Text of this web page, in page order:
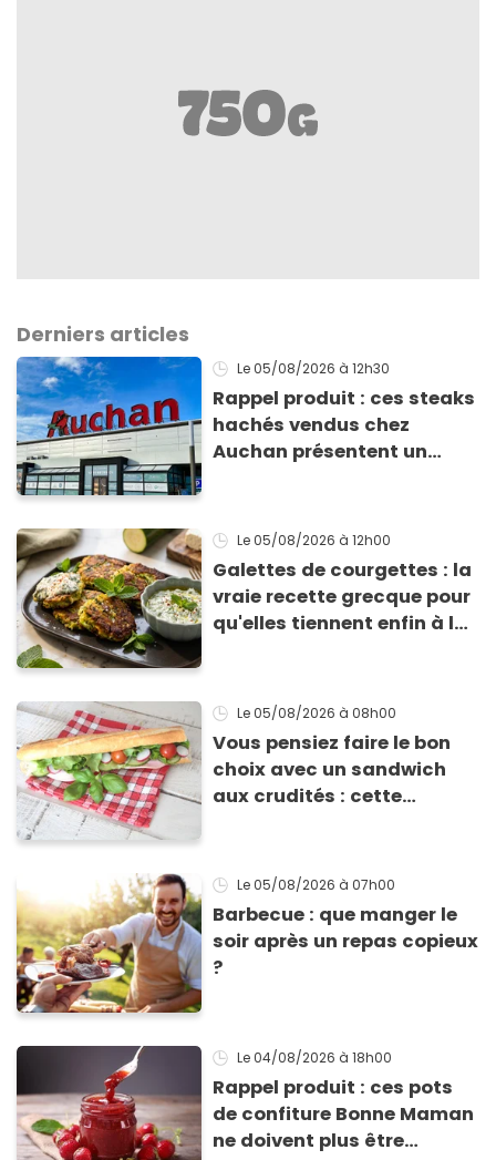
Derniers articles
Le 05/08/2026 à 12h30
Rappel produit : ces steaks
hachés vendus chez
Auchan présentent un
Le 05/08/2026 à 12h00
Galettes de courgettes : la
vraie recette grecque pour
qu'elles tiennent enfin à la
Le 05/08/2026 à 08h00
Vous pensiez faire le bon
choix avec un sandwich
aux crudités : cette
Le 05/08/2026 à 07h00
Barbecue : que manger le
soir après un repas copieux
?
Le 04/08/2026 à 18h00
Rappel produit : ces pots
de confiture Bonne Maman
ne doivent plus être